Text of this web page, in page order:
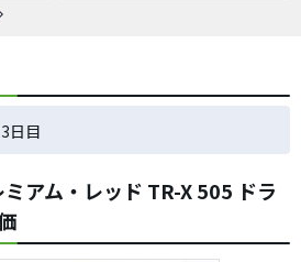
日目
アム・レッド TR-X 505 ドラ